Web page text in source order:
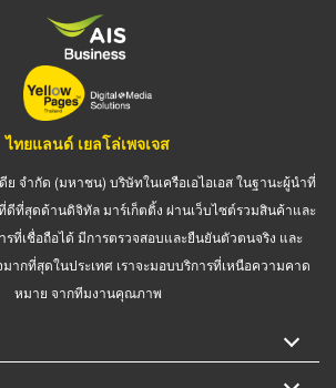
ไทยแลนด์ เยลโล่เพจเจส
ย จำกัด (มหาชน) บริษัทในเครือเอไอเอส ในฐานะผู้นำที่
ที่สุดด้านดิจิทัล มาร์เก็ตติ้ง ผ่านเว็บไซต์รวมสินค้าและ
รที่เชื่อถือได้ มีการตรวจสอบและยืนยันตัวตนจริง และ
ากที่สุดในประเทศ เราจะมอบบริการที่เหนือความคาด
หมาย จากทีมงานคุณภาพ